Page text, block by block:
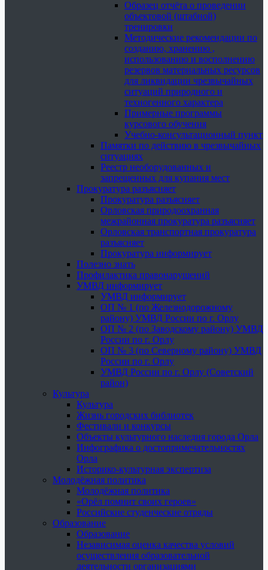
Образец отчёта о проведении
объектовой (штабной)
тренировки
Методические рекомендации по
созданию, хранению ,
использованию и восполнению
резервов материальных ресурсов
для ликвидации чрезвычайных
ситуаций природного и
техногенного характера
Примерные программы
курсового обучения
Учебно-консультационный пункт
Памятки по действию в чрезвычайных
ситуациях
Реестр необорудованных и
запрещенных для купания мест
Прокуратура разъясняет
Прокуратура разъясняет
Орловская природоохранная
межрайонная прокуратура разъясняет
Орловская транспортная прокуратура
разъясняет
Прокуратура информирует
Полезно знать
Профилактика правонарушений
УМВД информирует
УМВД информирует
ОП № 1 (по Железнодорожному
району) УМВД России по г. Орлу
ОП № 2 (по Заводскому району) УМВД
России по г. Орлу
ОП № 3 (по Северному району) УМВД
России по г. Орлу
УМВД России по г. Орлу (Советский
район)
Культура
Культура
Жизнь городских библиотек
Фестивали и конкурсы
Объекты культурного наследия города Орла
Инфографика о достопримечательностях
Орла
Историко-культурная экспертиза
Молодёжная политика
Молодёжная политика
«Орёл помнит своих героев»
Российские студенческие отряды
Образование
Образование
Независимая оценка качества условий
осуществления образовательной
деятельности организациями